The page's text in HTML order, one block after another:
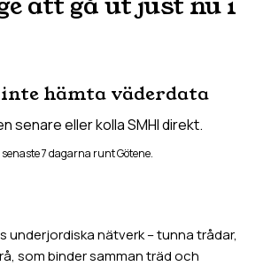
hämta väderdata
senare eller kolla SMHI direkt.
senaste 7 dagarna runtGötene.
underjordiska nätverk – tunna trådar,
som binder samman träd och